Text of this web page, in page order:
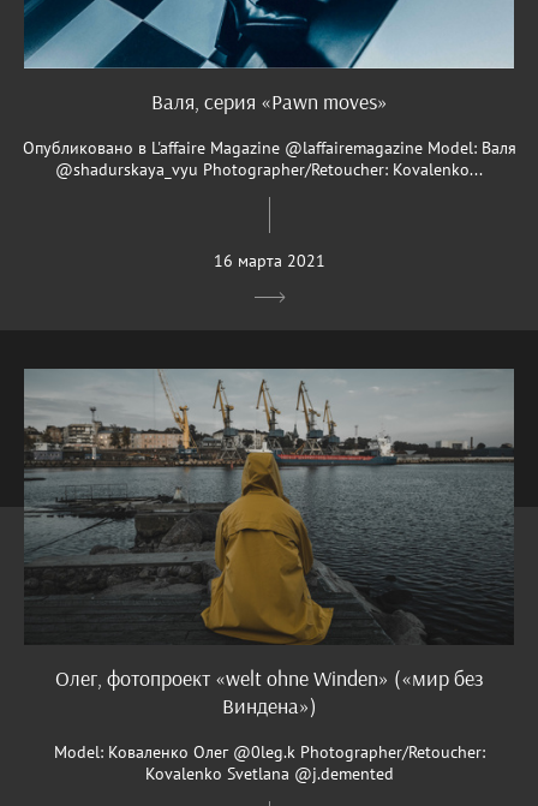
Валя, серия «Pawn moves»
Опубликовано в L'affaire Magazine @laffairemagazine Model: Валя
@shadurskaya_vyu Photographer/Retoucher: Kovalenko...
16 марта 2021
Олег, фотопроект «welt ohne Winden» («мир без
Виндена»)
Model: Коваленко Олег @0leg.k Photographer/Retoucher:
Kovalenko Svetlana @j.demented